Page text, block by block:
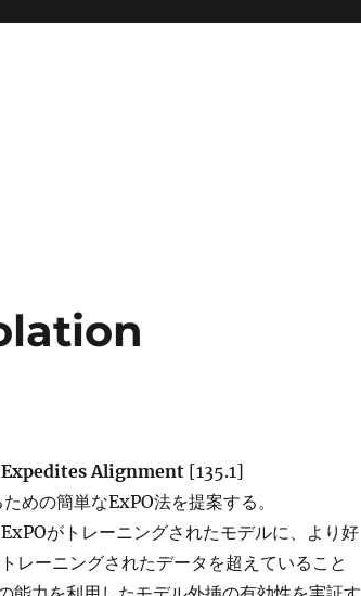
Alignment [135.1]
めの簡単なExPO法を提案する。
がトレーニングされたモデルに、より好
レーニングされたデータを超えていること